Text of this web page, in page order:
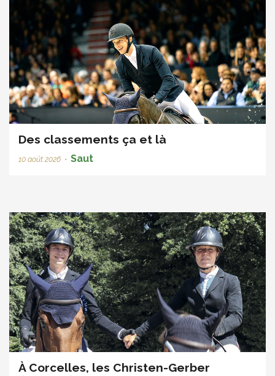
Des classements ça et là
10 août 2026 • Saut
À Corcelles, les Christen-Gerber